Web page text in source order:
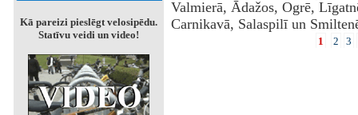
Kā pareizi pieslēgt velosipēdu.
Statīvu veidi un video!
Valmierā, Ādažos, Ogrē,
Carnikavā, Salaspilī un
1 2 3